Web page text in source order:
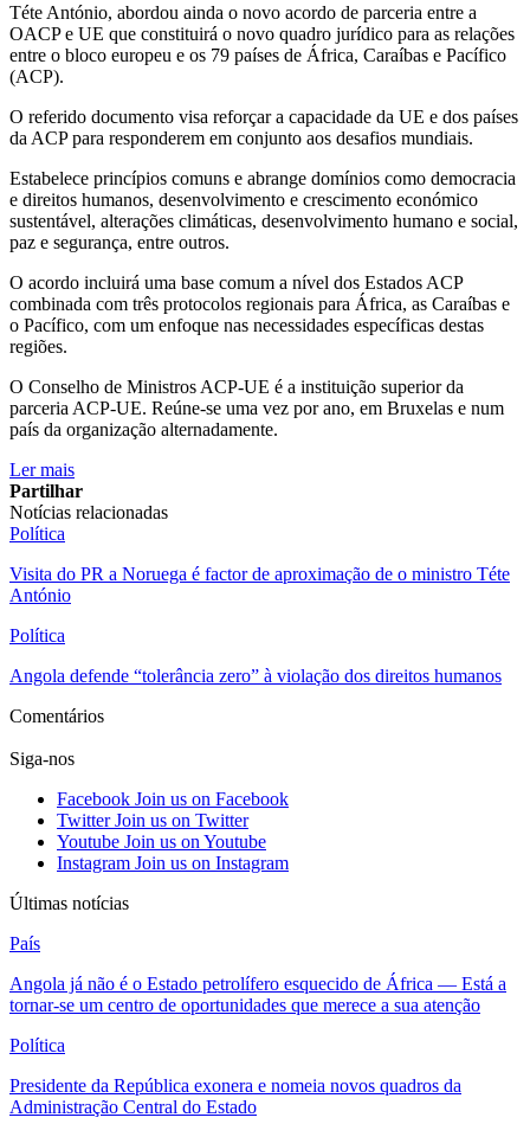
Téte António, abordou ainda o novo acordo de parceria entre a
OACP e UE que constituirá o novo quadro jurídico para as relações
entre o bloco europeu e os 79 países de África, Caraíbas e Pacífico
(ACP).
O referido documento visa reforçar a capacidade da UE e dos países
da ACP para responderem em conjunto aos desafios mundiais.
Estabelece princípios comuns e abrange domínios como democracia
e direitos humanos, desenvolvimento e crescimento económico
sustentável, alterações climáticas, desenvolvimento humano e social,
paz e segurança, entre outros.
O acordo incluirá uma base comum a nível dos Estados ACP
combinada com três protocolos regionais para África, as Caraíbas e
o Pacífico, com um enfoque nas necessidades específicas destas
regiões.
O Conselho de Ministros ACP-UE é a instituição superior da
parceria ACP-UE. Reúne-se uma vez por ano, em Bruxelas e num
país da organização alternadamente.
Ler mais
Partilhar
Notícias relacionadas
Política
Visita do PR a Noruega é factor de aproximação de o ministro Téte
António
Política
Angola defende “tolerância zero” à violação dos direitos humanos
Comentários
Siga-nos
Facebook Join us on Facebook
Twitter Join us on Twitter
Youtube Join us on Youtube
Instagram Join us on Instagram
Últimas notícias
País
Angola já não é o Estado petrolífero esquecido de África — Está a
tornar-se um centro de oportunidades que merece a sua atenção
Política
Presidente da República exonera e nomeia novos quadros da
Administração Central do Estado